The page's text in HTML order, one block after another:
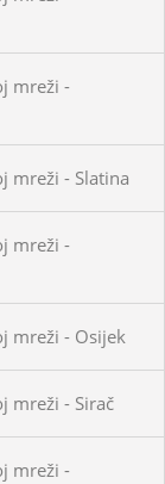
mreži -
mreži - Slatina
mreži -
mreži - Osijek
mreži - Sirač
mreži -